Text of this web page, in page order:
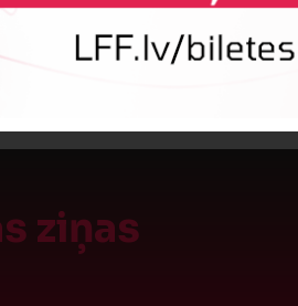
ziņas